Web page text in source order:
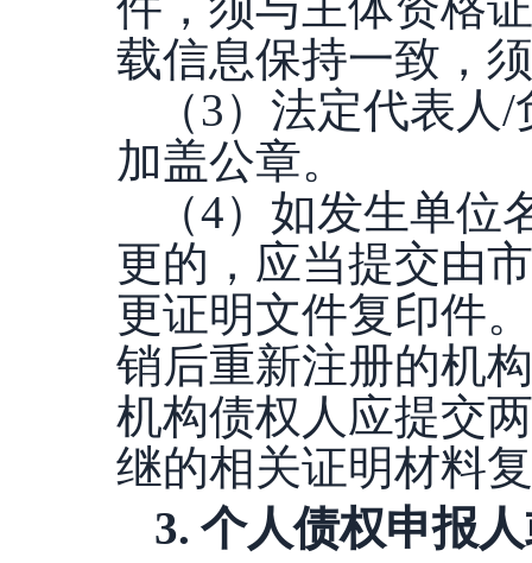
载信息保持一致，
（3）法定代表人
加盖公章。
（4）如发生单位
更的，应当提交由
更证明文件复印件
销后重新注册的机
机构债权人应提交
继的相关证明材料
3. 个人债权申报